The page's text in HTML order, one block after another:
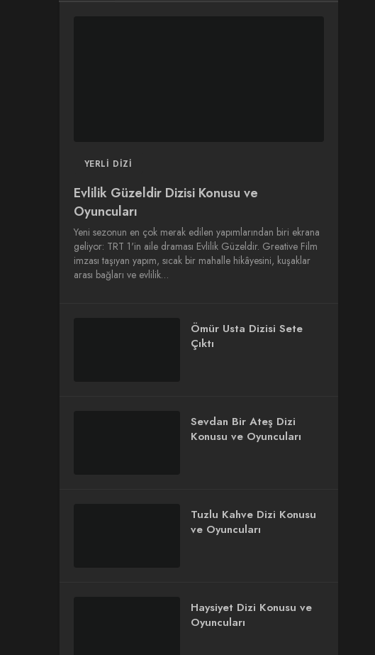
YERLI DIZI
Evlilik Güzeldir Dizisi Konusu ve
Oyuncuları
Yeni sezonun en çok merak edilen yapımlarından biri ekrana
geliyor: TRT 1'in aile draması Evlilik Güzeldir. Greative Film
imzası taşıyan yapım, sıcak bir mahalle hikâyesini, kuşaklar
arası bağları ve evlilik…
Ömür Usta Dizisi Sete
Çıktı
Sevdan Bir Ateş Dizi
Konusu ve Oyuncuları
Tuzlu Kahve Dizi Konusu
ve Oyuncuları
Haysiyet Dizi Konusu ve
Oyuncuları